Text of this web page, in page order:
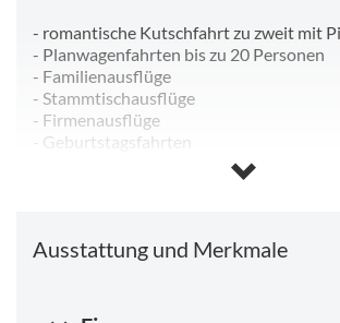
- romantische Kutschfahrt zu zweit mit
- Planwagenfahrten bis zu 20 Personen
- Familienausflüge
- Stammtischausflüge
- Firmenausflüge
- Geburtstagsfahrten
- Junggesellen/gesellinnen Abschiede
- Hochzeitskutschenfahrt in der
das passende Gefährt"
Ausstattung und Merkmale